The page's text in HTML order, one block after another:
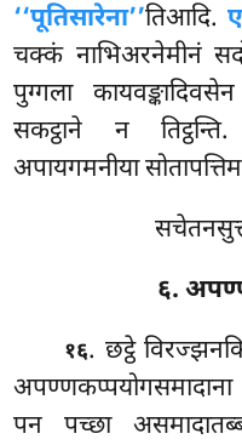
‘‘पूतिसारेना’’तिआदि.
चक्कं नाभिअरनेमीनं
पुग्गला
सकट्ठाने न
अपायगमनीया
६.
१६. छट्ठे
पन पच्छा